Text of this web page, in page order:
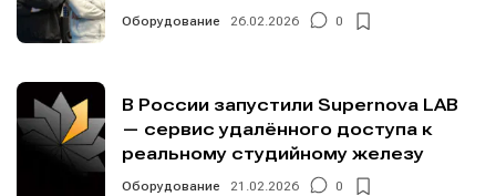
Оборудование 26.02.2026 0
В России запустили Supernova LAB
— сервис удалённого доступа к
реальному студийному железу
Оборудование 21.02.2026 0